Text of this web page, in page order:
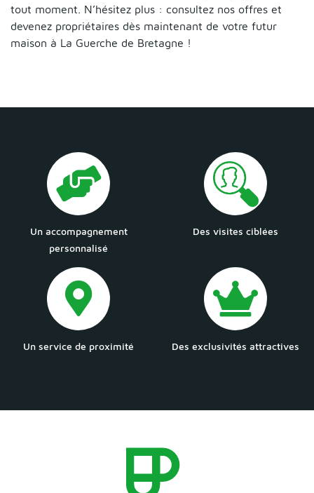
tout moment. N’hésitez plus : consultez nos offres et
devenez propriétaires dès maintenant de votre futur
maison à La Guerche de Bretagne !
Un accompagnement
personnalisé
Des visites ciblées
Un service de proximité Des exclusivités attractives